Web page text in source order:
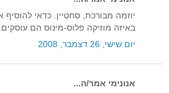
יוזמה מבורכת, סחטיין. כדאי להוסיף
באיזה מוזיקה פלוס-מינוס הם עוסקים.
יום שישי, 26 דצמבר, 2008
אנונימי אמר/ה...